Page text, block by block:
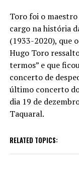
Toro foi o
cargo na história
(1933-2020), que
Hugo Toro
termos” e que
concerto de
último concerto
dia 19 de
Taquaral.
RELATED TOPICS: